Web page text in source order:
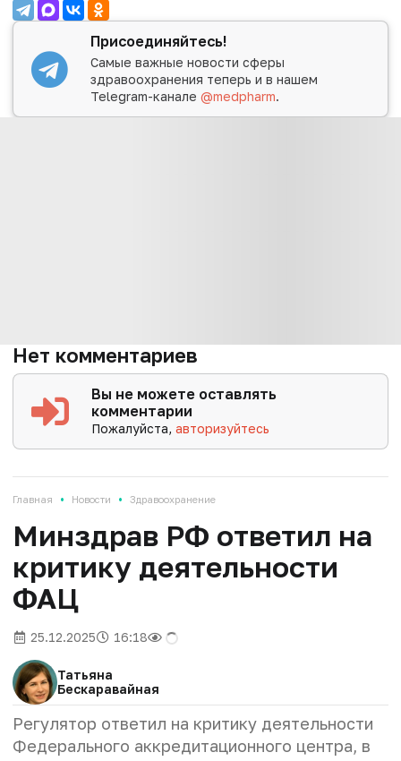
Присоединяйтесь!
Самые важные новости сферы
здравоохранения теперь и в нашем
Telegram-канале@medpharm.
Нет комментариев
Вы не можете оставлять
комментарии
Пожалуйста,авторизуйтесь
Главная • Новости • Здравоохранение
Минздрав РФ ответил на
критику деятельности
ФАЦ
25.12.2025 16:18
Татьяна
Бескаравайная
Регулятор ответил на критику деятельности
Федерального аккредитационного центра, в